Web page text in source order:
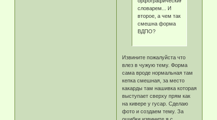
словарем... И
второе, а чем так
смешна форма
ВДПО?
Извините пожалуйста что
влез в чужую тему. Форма
сама вроде нормальная там
кепка смешная, за место
какарды там нашивка которая
выступает сверху прям как
на кивере у гусар. Сделаю
фото и создаем тему. За